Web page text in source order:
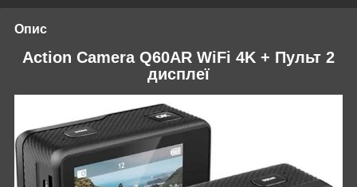
Опис
Action Camera Q60AR WiFi 4K + Пульт 2
дисплеї